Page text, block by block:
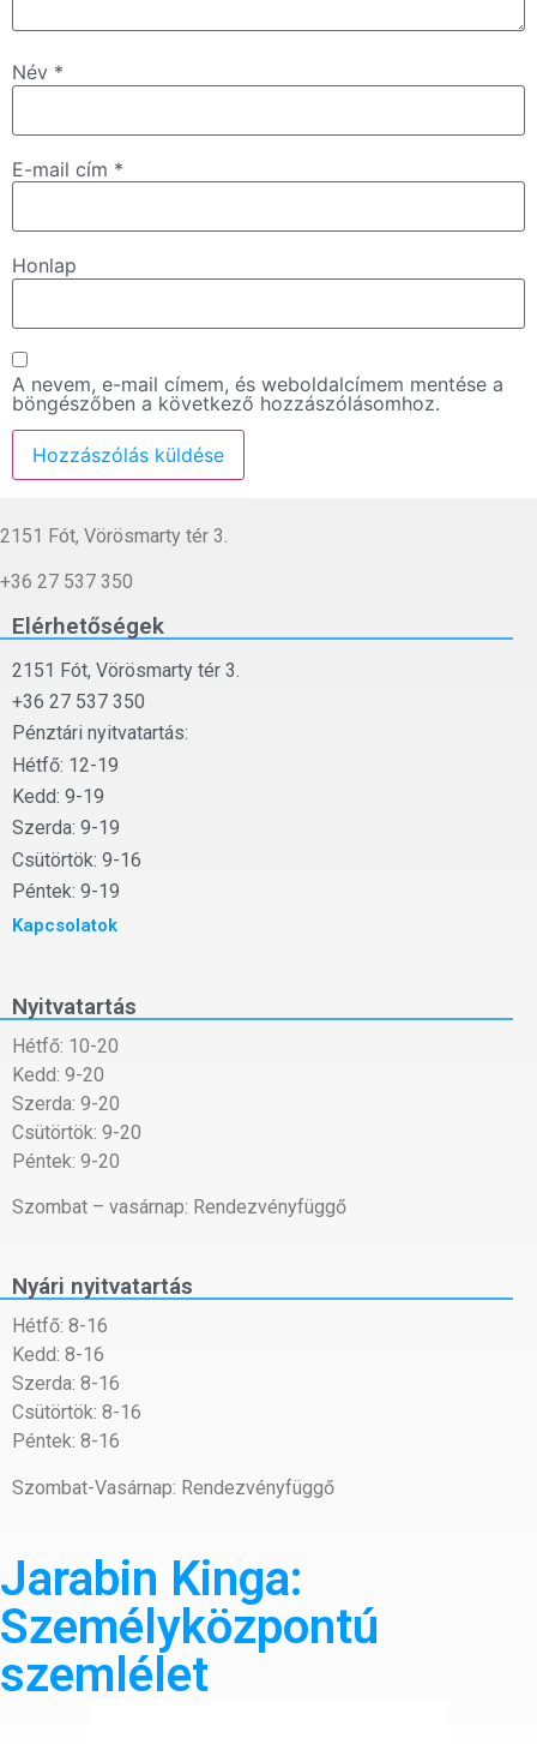
Név *
E-mail cím *
Honlap
A nevem, e-mail címem, és weboldalcímem mentése a
böngészőben a következő hozzászólásomhoz.
2151 Fót, Vörösmarty tér 3.
+36 27 537 350
Elérhetőségek
2151 Fót, Vörösmarty tér 3.
+36 27 537 350
Pénztári nyitvatartás:
Hétfő: 12-19
Kedd: 9-19
Szerda: 9-19
Csütörtök: 9-16
Péntek: 9-19
Kapcsolatok
Nyitvatartás
Hétfő: 10-20
Kedd: 9-20
Szerda: 9-20
Csütörtök: 9-20
Péntek: 9-20
Szombat – vasárnap: Rendezvényfüggő
Nyári nyitvatartás
Hétfő: 8-16
Kedd: 8-16
Szerda: 8-16
Csütörtök: 8-16
Péntek: 8-16
Szombat-Vasárnap: Rendezvényfüggő
Jarabin Kinga:
Személyközpontú
szemlélet